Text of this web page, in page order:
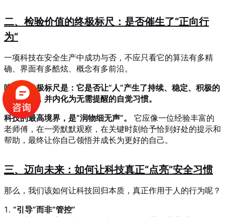
二、检验价值的终极标尺：是否催生了“正向行
为”
一项科技在安全生产中成功与否，不应只看它的算法有多精
确、界面有多酷炫、概念有多前沿。
唯一的终极标尺是：它是否让“人”产生了持续、稳定、积极的
安全行为，并内化为无需提醒的自觉习惯。
科技的最高境界，是“润物细无声”。
它应像一位经验丰富的
老师傅，在一旁默默观察，在关键时刻给予恰到好处的提示和
帮助，最终让你自己领悟并成长为更好的自己。
三、迈向未来：如何让科技真正“点亮”安全习惯
那么，我们该如何让科技回归本质，真正作用于人的行为呢？
“引导”而非“管控”